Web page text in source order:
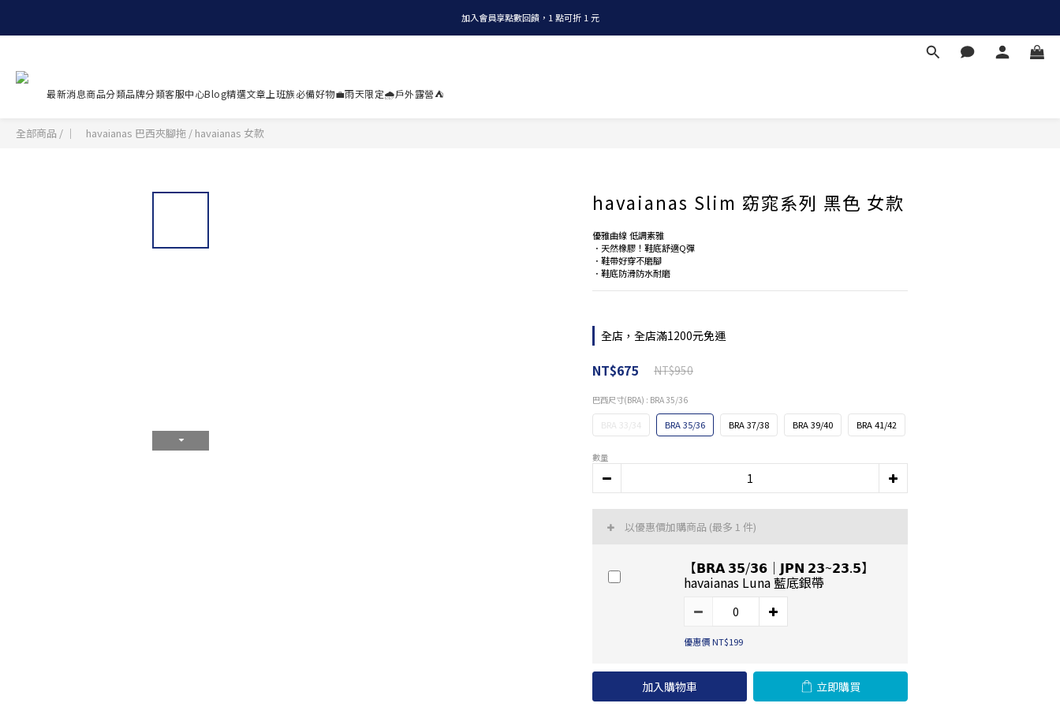
全店消費滿 NT$1200，即享免運
加入會員享點數回饋，1 點可折 1 元
最新消息商品分類品牌分類客服中心Blog精選文章 上班族必備好物💼雨天限定🌧️戶外露營⛺
全部商品 / ｜ havaianas 巴西夾腳拖 / havaianas 女款
havaianas Slim 窈窕系列 黑色 女款
優雅曲線 低調素雅
．天然橡膠！鞋底舒適Q彈
．鞋帶好穿不磨腳
．鞋底防滑防水耐磨
全店，全店滿1200元免運
NT$675 NT$950
巴西尺寸(BRA) : BRA 35/36
BRA 33/34 BRA 35/36 BRA 37/38 BRA 39/40 BRA 41/42
數量
以優惠價加購商品 (最多 1 件)
【𝗕𝗥𝗔 𝟯𝟱/𝟯𝟲｜𝗝𝗣𝗡 𝟮𝟯~𝟮𝟯.𝟱】
havaianas Luna 藍底銀帶
優惠價 NT$199
加入購物車 立即購買